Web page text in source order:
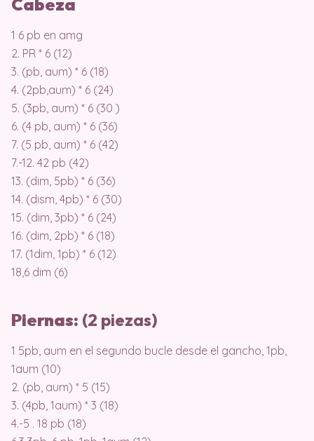
Cabeza
1 6 pb en amg
2. PR * 6 (12)
3. (pb, aum) * 6 (18)
4. (2pb,aum) * 6 (24)
5. (3pb, aum) * 6 (30 )
6. (4 pb, aum) * 6 (36)
7. (5 pb, aum) * 6 (42)
7.-12. 42 pb (42)
13. (dim, 5pb) * 6 (36)
14. (dism, 4pb) * 6 (30)
15. (dim, 3pb) * 6 (24)
16. (dim, 2pb) * 6 (18)
17. (1dim, 1pb) * 6 (12)
18,6 dim (6)
Piernas: (2 piezas)
1 5pb, aum en el segundo bucle desde el gancho, 1pb,
1aum (10)
2. (pb, aum) * 5 (15)
3. (4pb, 1aum) * 3 (18)
4.-5 . 18 pb (18)